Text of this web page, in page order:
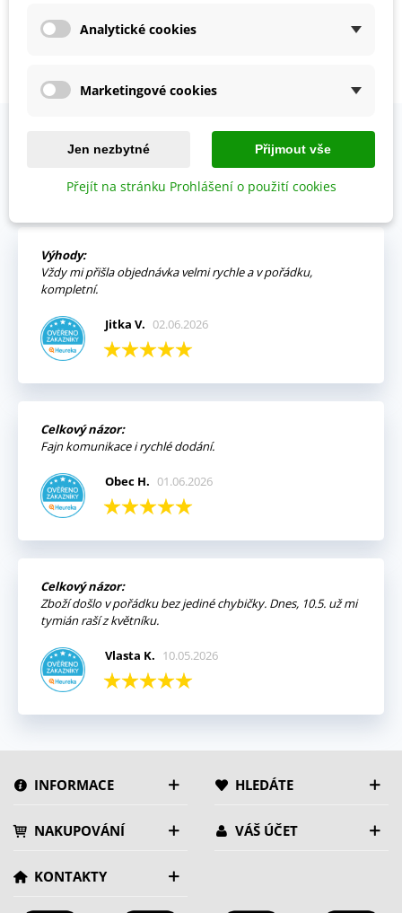
114 Kč
Zobrazení 1-3 z 3 položek
OVĚŘENO NAŠIMI ZÁKAZNÍKY
Výhody:
Vždy mi přišla objednávka velmi rychle a v pořádku,
kompletní.
Jitka V. 02.06.2026
Celkový názor:
Fajn komunikace i rychlé dodání.
Obec H. 01.06.2026
Celkový názor:
Zboží došlo v pořádku bez jediné chybičky. Dnes, 10.5. už mi
tymián raší z květníku.
Vlasta K. 10.05.2026
INFORMACE HLEDÁTE
NAKUPOVÁNÍ VÁŠ ÚČET
KONTAKTY
Analytické cookies
Marketingové cookies
Jen nezbytné Přijmout vše
Přejít na stránku Prohlášení o použití cookies